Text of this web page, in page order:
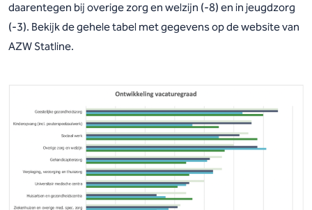
daarentegen bij overige zorg en welzijn (-8) en in jeugdzorg
(-3). Bekijk de gehele tabel met gegevens op de website van
AZW Statline.